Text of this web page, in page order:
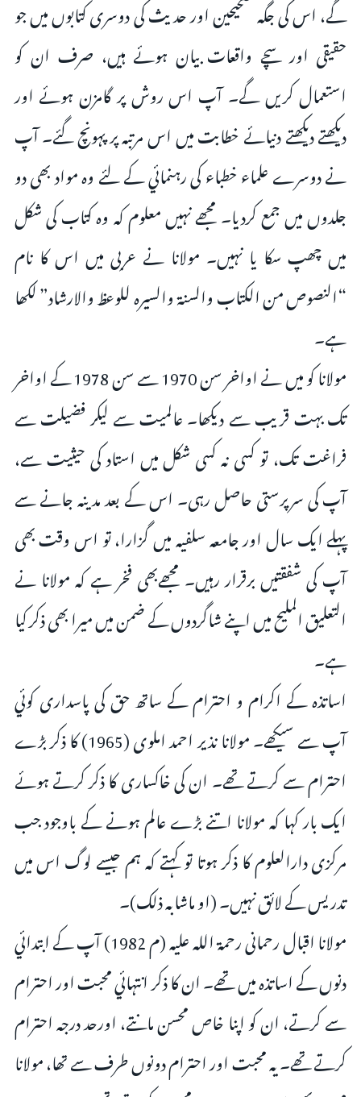
گے، اس کی جگہ صحیحین اور حدیث کی دوسری کتابوں میں جو
حقیقی اور سچے واقعات بیان ہوئے ہیں، صرف ان کو
استعمال کریں گے۔ آپ اس روش پر گامزن ہوئے اور
دیکھتے دیکھتے دنیائے خطابت میں اس مرتبہ پر پہونچ گئے۔ آپ
نے دوسرے علماء خطباء کی رہنمائي کے لئے وہ مواد بھی دو
جلدوں میں جمع کردیا۔ مجھے نہیں معلوم کہ وہ کتاب کی شکل
میں چھپ سکا یا نہیں۔ مولانا نے عربی میں اس کا نام
“النصوص من الکتاب والسنة والسیرہ للوعظ والارشاد” لکھا
ہے۔
مولانا کو میں نے اواخر سن 1970 سے سن 1978 کے اواخر
تک بہت قریب سے دیکھا۔ عالمیت سے لیکر فضیلت سے
فراغت تک، تو کسی نہ کسی شکل میں استاد کی حیثیت سے،
آپ کی سرپرستی حاصل رہی۔ اس کے بعد مدینہ جانے سے
پہلے ایک سال اور جامعہ سلفیہ میں گزارا، تو اس وقت بھی
آپ کی شفقتیں برقرار رہیں۔ مجھےبھی فخر ہے کہ مولانا نے
التعلیق الملیح میں اپنے شاگردوں کے ضمن میں میرا بھی ذکر کیا
ہے۔
اساتذہ کے اکرام و احترام کے ساتھ حق کی پاسداری کوئي
آپ سے سیکھے۔ مولانا نذیر احمد املوی (1965) کا ذکر بڑے
احترام سے کرتے تھے۔ ان کی خاکساری کا ذکر کرتے ہوئے
ایک بار کہا کہ مولانا اتنے بڑے عالم ہونے کے باوجود جب
مرکزی دارالعلوم کا ذکر ہوتا تو کہتے کہ ہم جیسے لوگ اس میں
تدریس کے لائق نہیں۔ (او ماشابہ ذلک)۔
مولانا اقبال رحمانی رحمة الله عليه (م 1982) آپ کے ابتدائي
دنوں کے اساتذہ میں تھے۔ ان کا ذکر انتہائي محبت اور احترام
سے کرتے، ان کو اپنا خاص محسن مانتے، اورحد درجہ احترام
کرتے تھے۔ یہ محبت اور احترام دونوں طرف سے تھا، مولانا